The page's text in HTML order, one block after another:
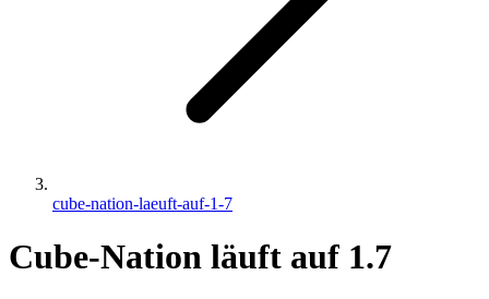
cube-nation-laeuft-auf-1-7
Cube-Nation läuft auf 1.7